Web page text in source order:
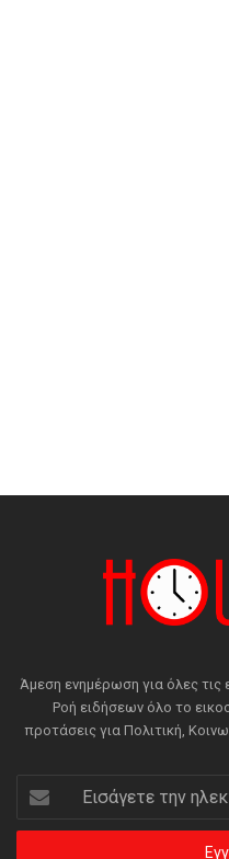
Άμεση ενημέρωση για όλες τις
Ροή ειδήσεων όλο το
προτάσεις για Πολιτική,
την
ηλεκτρονική